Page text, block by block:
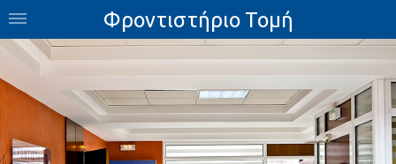
Φροντιστήριο Τομή